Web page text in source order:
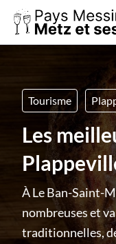
Tourisme
Les
À Le Ban-Saint-
nombreuses et
traditionnelles,